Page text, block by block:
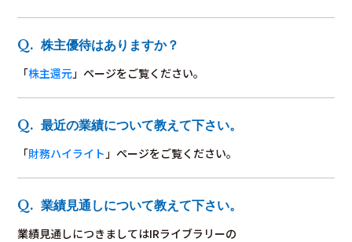
株主優待はありますか？
「株主還元」ページをご覧ください。
最近の業績について教えて下さい。
「財務ハイライト」ページをご覧ください。
業績見通しについて教えて下さい。
業績見通しにつきましてはIRライブラリーの